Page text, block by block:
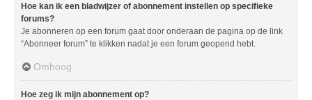
Hoe kan ik een bladwijzer of abonnement instellen op specifieke
forums?
Je abonneren op een forum gaat door onderaan de pagina op de link
“Abonneer forum” te klikken nadat je een forum geopend hebt.
Omhoog
Hoe zeg ik mijn abonnement op?